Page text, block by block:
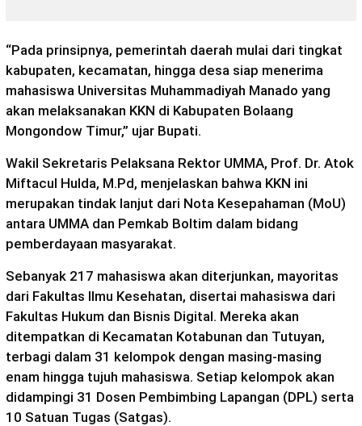
“Pada prinsipnya, pemerintah daerah mulai dari tingkat
kabupaten, kecamatan, hingga desa siap menerima
mahasiswa Universitas Muhammadiyah Manado yang
akan melaksanakan KKN di Kabupaten Bolaang
Mongondow Timur,” ujar Bupati.
Wakil Sekretaris Pelaksana Rektor UMMA, Prof. Dr. Atok
Miftacul Hulda, M.Pd, menjelaskan bahwa KKN ini
merupakan tindak lanjut dari Nota Kesepahaman (MoU)
antara UMMA dan Pemkab Boltim dalam bidang
pemberdayaan masyarakat.
Sebanyak 217 mahasiswa akan diterjunkan, mayoritas
dari Fakultas Ilmu Kesehatan, disertai mahasiswa dari
Fakultas Hukum dan Bisnis Digital. Mereka akan
ditempatkan di Kecamatan Kotabunan dan Tutuyan,
terbagi dalam 31 kelompok dengan masing-masing
enam hingga tujuh mahasiswa. Setiap kelompok akan
didampingi 31 Dosen Pembimbing Lapangan (DPL) serta
10 Satuan Tugas (Satgas).